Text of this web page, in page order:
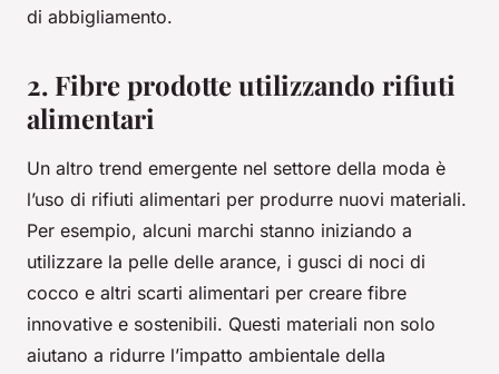
di abbigliamento.
2. Fibre prodotte utilizzando rifiuti
alimentari
Un altro trend emergente nel settore della moda è
l’uso di rifiuti alimentari per produrre nuovi materiali.
Per esempio, alcuni marchi stanno iniziando a
utilizzare la pelle delle arance, i gusci di noci di
cocco e altri scarti alimentari per creare fibre
innovative e sostenibili. Questi materiali non solo
aiutano a ridurre l’impatto ambientale della